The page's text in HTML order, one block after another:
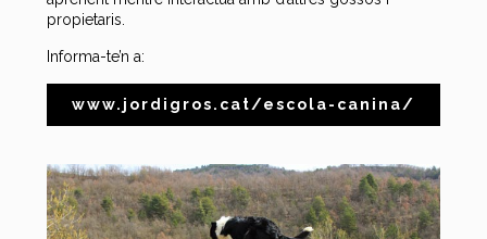
propietaris.
Informa-te’n a:
www.jordigros.cat/escola-canina/